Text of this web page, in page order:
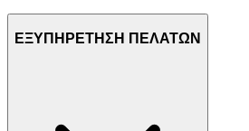
ΕΞΥΠΗΡΕΤΗΣΗ ΠΕΛΑΤΩΝ